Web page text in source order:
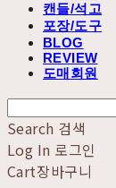
캔들/석고
포장/도구
BLOG
REVIEW
도매회원
Search 검색
Log In 로그인
Cart장바구니